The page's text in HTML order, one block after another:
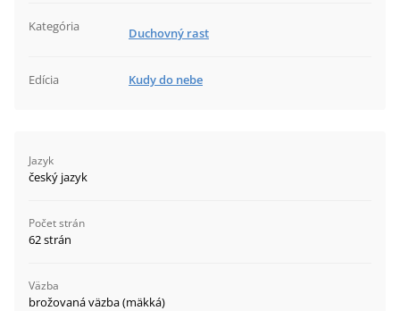
Kategória Duchovný rast
Edícia Kudy do nebe
Jazyk
český jazyk
Počet strán
62 strán
Väzba
brožovaná väzba (mäkká)